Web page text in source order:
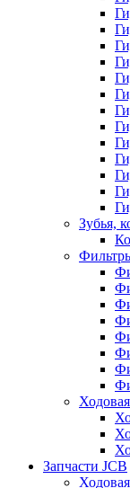
Зубья,
Запчасти JCB